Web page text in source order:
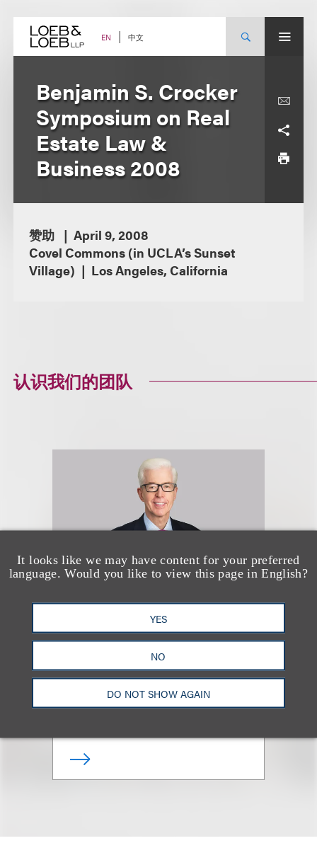
content EN 中文
It looks like we may have content for your preferred
language. Would you like to view this page in English?
YES
NO
DO NOT SHOW AGAIN
Benjamin S. Crocker
Symposium on Real
Estate Law &
Business 2008
赞助
April 9, 2008
Covel Commons (in UCLA’s Sunset
Village)
Los Angeles, California
认识我们的团队
Governor Gray Davis
特聘律师
+1.310.282.2206